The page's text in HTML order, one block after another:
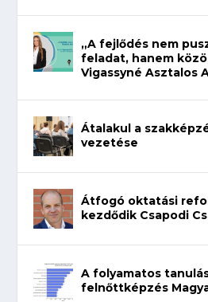
„A fejlődés nem
feladat, hanem
Vigassyné Asztalos
Átalakul a
vezetése
Átfogó oktatási
kezdődik Csapodi
A folyamatos
felnőttképzés